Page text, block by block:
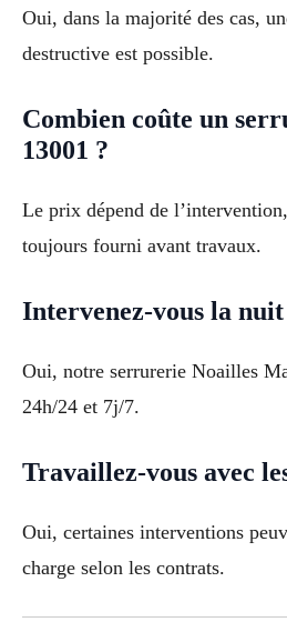
Oui, dans la majorité des cas,
destructive est possible.
Combien coûte un
13001 ?
Le prix dépend de
toujours fourni avant travaux.
Intervenez-vous la nuit
Oui, notre serrurerie Noailles
24h/24 et 7j/7.
Travaillez-vous avec
Oui, certaines interventions
charge selon les contrats.